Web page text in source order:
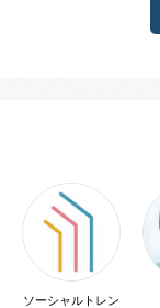
ソーシャルトレン